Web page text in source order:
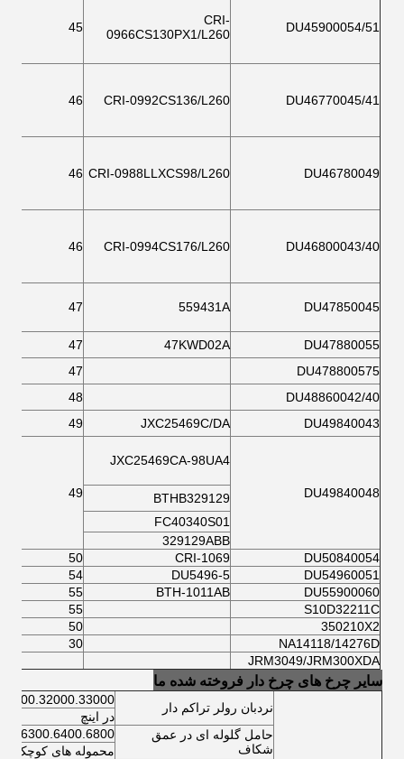
DU45900054/51
CRI-
0966CS130PX1/L260
45
DU46770045/41
CRI-0992CS136/L260
46
DU46780049
CRI-0988LLXCS98/L260
46
DU46800043/40
CRI-0994CS176/L260
46
DU47850045
559431A
47
DU47880055
47KWD02A
47
DU478800575
47
DU48860042/40
48
DU49840043
JXC25469C/DA
49
DU49840048
JXC25469CA-98UA4
49
BTHB329129
FC40340S01
329129ABB
DU50840054
CRI-1069
50
DU54960051
DU5496-5
54
DU55900060
BTH-1011AB
55
S10D32211C
55
350210X2
50
NA14118/14276D
30
JRM3049/JRM300XDA
سایر چرخ های چرخ دار فروخته شده ما
نردبان رولر تراکم دار
در اینچ
حامل گلوله ای در عمق
شکاف
محموله های کوچک